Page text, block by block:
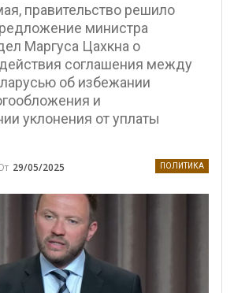
правительство решило
министра
Маргуса Цахкна о
соглашения между
об избежании
и
уклонения от уплаты
ПОЛИТИКА
29/05/2025